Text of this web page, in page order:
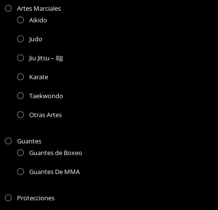
Artes Marciales
Aikido
Judo
Jiu Jitsu – BJJ
Karate
Taekwondo
Otras Artes
Guantes
Guantes de Boxeo
Guantes De MMA
Protecciones